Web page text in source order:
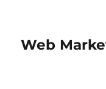
Web